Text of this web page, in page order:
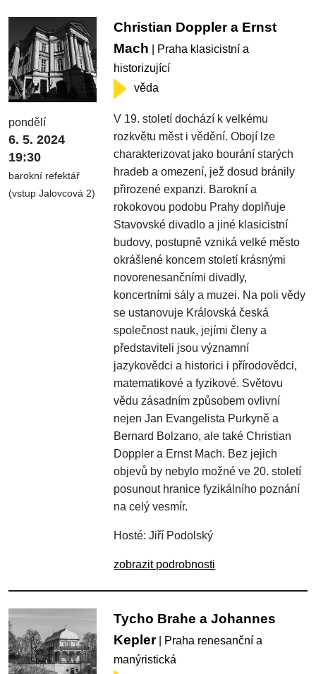
pondělí
6. 5. 2024
19:30
barokní refektář
(vstup Jalovcová 2)
Christian Doppler a Ernst
Mach | Praha klasicistní a
historizující
věda
V 19. století dochází k velkému
rozkvětu měst i vědění. Obojí lze
charakterizovat jako bourání starých
hradeb a omezení, jež dosud bránily
přirozené expanzi. Barokní a
rokokovou podobu Prahy doplňuje
Stavovské divadlo a jiné klasicistní
budovy, postupně vzniká velké město
okrášlené koncem století krásnými
novorenesančními divadly,
koncertními sály a muzei. Na poli vědy
se ustanovuje Královská česká
společnost nauk, jejími členy a
představiteli jsou významní
jazykovědci a historici i přírodovědci,
matematikové a fyzikové. Světovu
vědu zásadním způsobem ovlivní
nejen Jan Evangelista Purkyně a
Bernard Bolzano, ale také Christian
Doppler a Ernst Mach. Bez jejich
objevů by nebylo možné ve 20. století
posunout hranice fyzikálního poznání
na celý vesmír.
Hosté: Jiří Podolský
zobrazit podrobnosti
Tycho Brahe a Johannes
Kepler| Praha renesanční a
manýristická